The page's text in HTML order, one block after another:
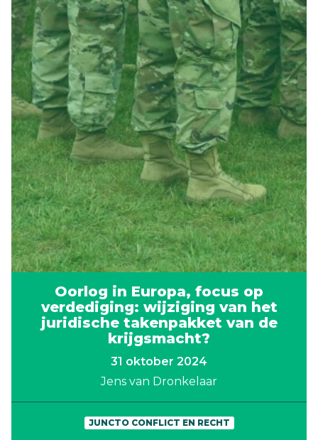
Oorlog in Europa, focus op
verdediging: wijziging van het
juridische takenpakket van de
krijgsmacht?
31 oktober 2024
Jens van Dronkelaar
JUNCTO CONFLICT EN RECHT